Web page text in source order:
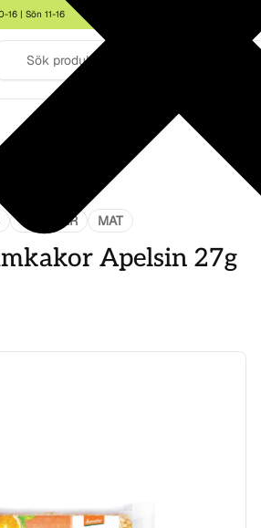
16 | Sön 11-16
DEMETER MAT
Apelsin 27g